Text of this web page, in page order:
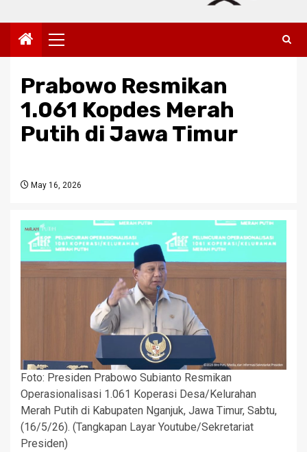
Primary
Menu
Prabowo Resmikan
1.061 Kopdes Merah
Putih di Jawa Timur
May 16, 2026
Foto: Presiden Prabowo Subianto Resmikan
Operasionalisasi 1.061 Koperasi Desa/Kelurahan
Merah Putih di Kabupaten Nganjuk, Jawa Timur, Sabtu,
(16/5/26). (Tangkapan Layar Youtube/Sekretariat
Presiden)